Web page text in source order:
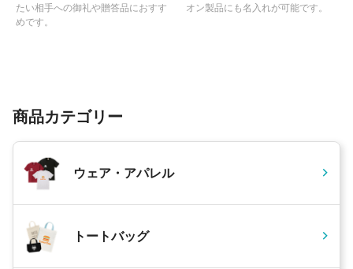
たい相手への御礼や贈答品におすす
めです。
オン製品にも名入れが可能です。
商品カテゴリー
ウェア・アパレル
トートバッグ